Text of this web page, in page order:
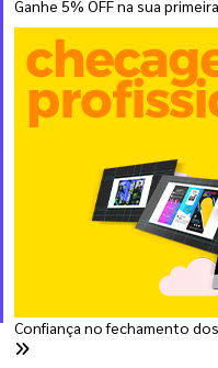
Ganhe 5% OFF na sua
Confiança no fechamento